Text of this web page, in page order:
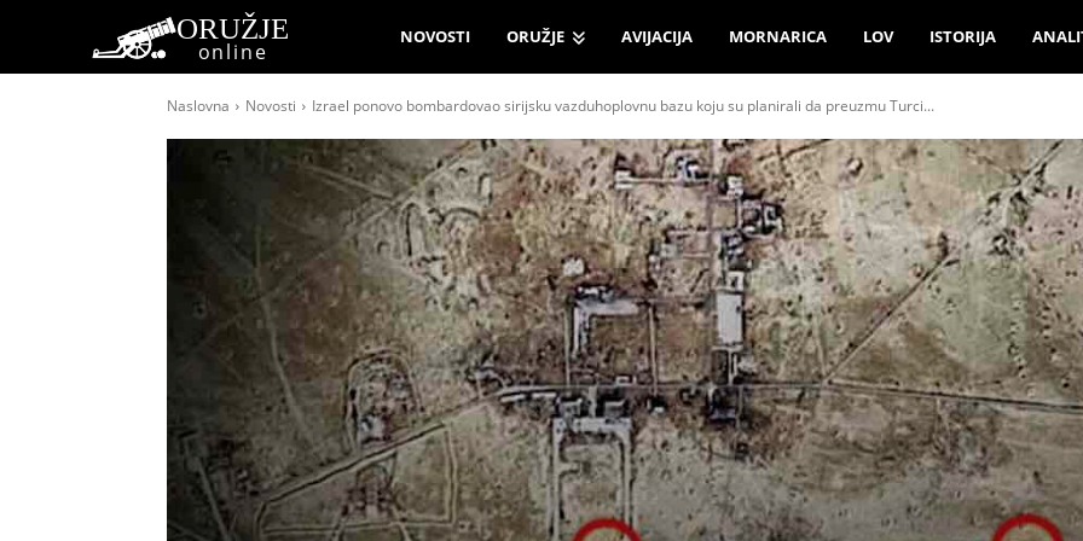
ORUŽJE
online
NOVOSTI ORUŽJE AVIJACIJA MORNARICA LOV ISTORIJA
Naslovna Novosti Izrael ponovo bombardovao sirijsku vazduhoplovnu bazu koju su planirali da preuzmu Turci...